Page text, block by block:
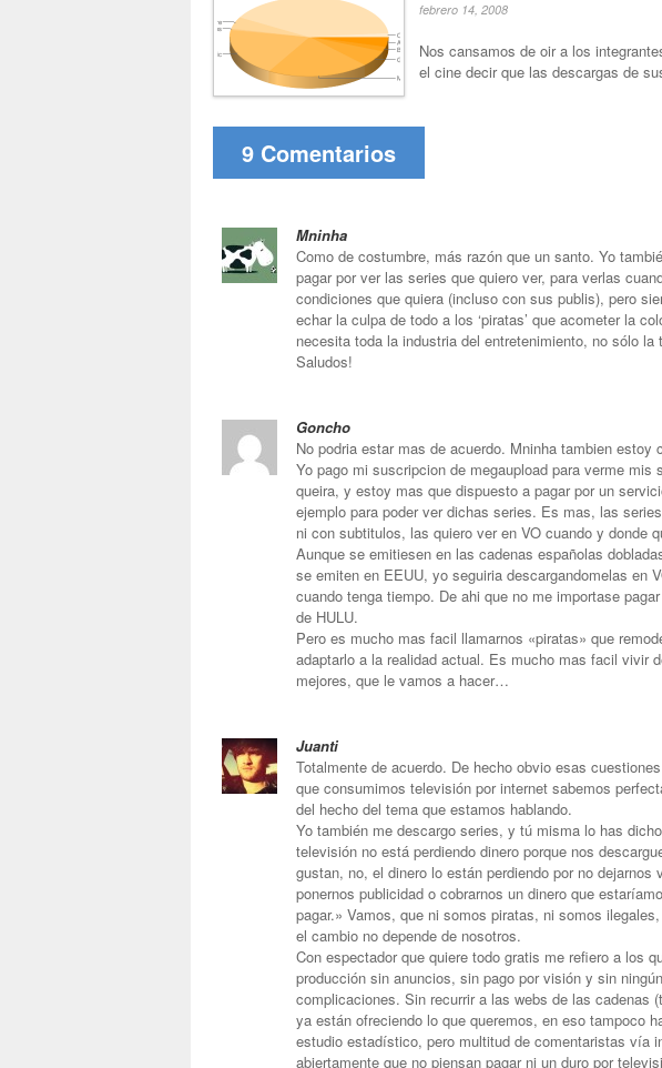
febrero 14, 2008
Nos cansamos de oir a los
el cine decir que las descargas de
9 Comentarios
Mninha
Como de costumbre, más razón que un santo. Yo
pagar por ver las series que quiero ver, para verlas
condiciones que quiera (incluso con sus publis), pero
echar la culpa de todo a los ‘piratas’ que acometer la
necesita toda la industria del entretenimiento, no sólo la
Saludos!
Goncho
No podria estar mas de acuerdo. Mninha tambien estoy
Yo pago mi suscripcion de megaupload para verme mis
queira, y estoy mas que dispuesto a pagar por un
ejemplo para poder ver dichas series. Es mas, las
ni con subtitulos, las quiero ver en VO cuando y donde
Aunque se emitiesen en las cadenas españolas
se emiten en EEUU, yo seguiria descargandomelas en
cuando tenga tiempo. De ahi que no me importase
de HULU.
Pero es mucho mas facil llamarnos «piratas» que
adaptarlo a la realidad actual. Es mucho mas facil vivir
mejores, que le vamos a hacer…
Juanti
Totalmente de acuerdo. De hecho obvio esas
que consumimos televisión por internet sabemos
del hecho del tema que estamos hablando.
Yo también me descargo series, y tú misma lo has
televisión no está perdiendo dinero porque nos
gustan, no, el dinero lo están perdiendo por no dejarnos
ponernos publicidad o cobrarnos un dinero que
pagar.» Vamos, que ni somos piratas, ni somos
el cambio no depende de nosotros.
Con espectador que quiere todo gratis me refiero a los
producción sin anuncios, sin pago por visión y sin
complicaciones. Sin recurrir a las webs de las cadenas
ya están ofreciendo lo que queremos, en eso tampoco
estudio estadístico, pero multitud de comentaristas vía
abiertamente que no piensan pagar ni un duro por